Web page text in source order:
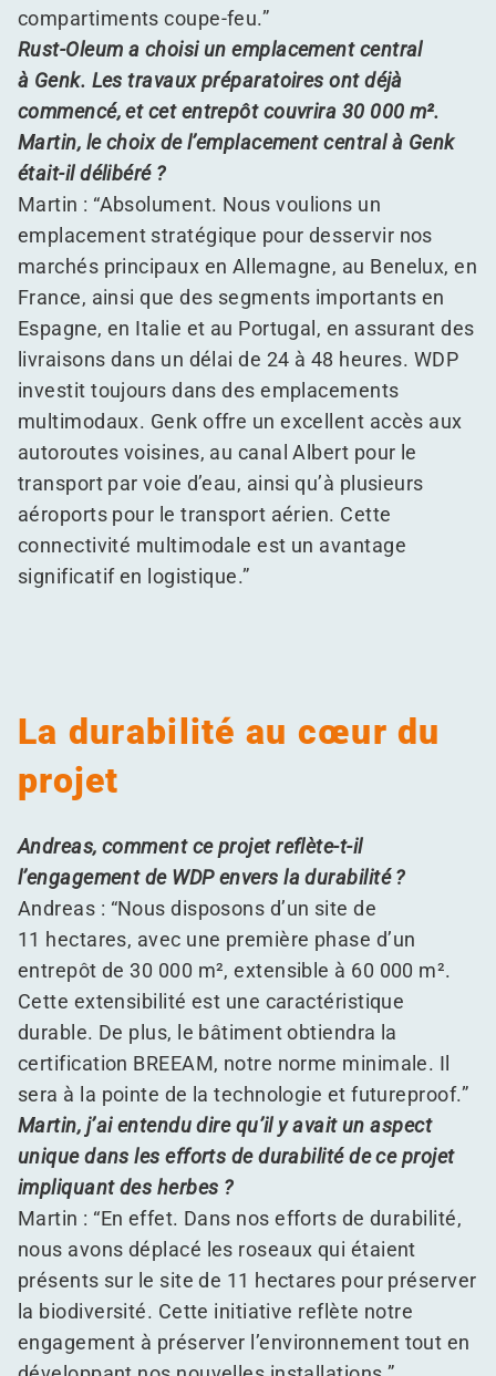
compartiments coupe-feu.”
Rust-Oleum a choisi un emplacement central
à Genk. Les travaux préparatoires ont déjà
commencé, et cet entrepôt couvrira 30 000 m².
Martin, le choix de l’emplacement central à Genk
était-il délibéré ?
Martin : “Absolument. Nous voulions un
emplacement stratégique pour desservir nos
marchés principaux en Allemagne, au Benelux, en
France, ainsi que des segments importants en
Espagne, en Italie et au Portugal, en assurant des
livraisons dans un délai de 24 à 48 heures. WDP
investit toujours dans des emplacements
multimodaux. Genk offre un excellent accès aux
autoroutes voisines, au canal Albert pour le
transport par voie d’eau, ainsi qu’à plusieurs
aéroports pour le transport aérien. Cette
connectivité multimodale est un avantage
significatif en logistique.”
La durabilité au cœur du
projet
Andreas, comment ce projet reflète-t-il
l’engagement de WDP envers la durabilité ?
Andreas : “Nous disposons d’un site de
11 hectares, avec une première phase d’un
entrepôt de 30 000 m², extensible à 60 000 m².
Cette extensibilité est une caractéristique
durable. De plus, le bâtiment obtiendra la
certification BREEAM, notre norme minimale. Il
sera à la pointe de la technologie et futureproof.”
Martin, j’ai entendu dire qu’il y avait un aspect
unique dans les efforts de durabilité de ce projet
impliquant des herbes ?
Martin : “En effet. Dans nos efforts de durabilité,
nous avons déplacé les roseaux qui étaient
présents sur le site de 11 hectares pour préserver
la biodiversité. Cette initiative reflète notre
engagement à préserver l’environnement tout en